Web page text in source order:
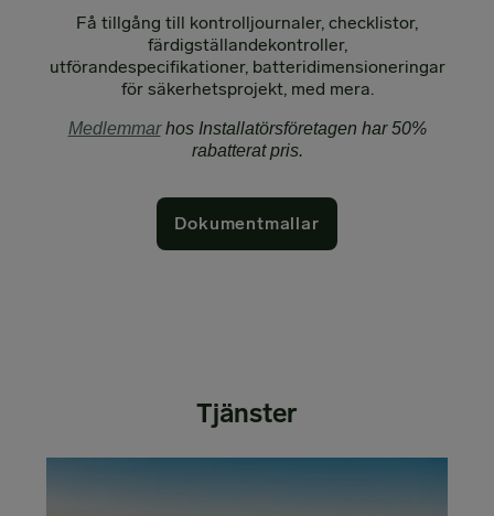
Få tillgång till kontrolljournaler, checklistor,
färdigställandekontroller,
utförandespecifikationer, batteridimensioneringar
för säkerhetsprojekt, med mera.
Medlemmarhos Installatörsföretagen har 50%
rabatterat pris.
Dokumentmallar
Tjänster